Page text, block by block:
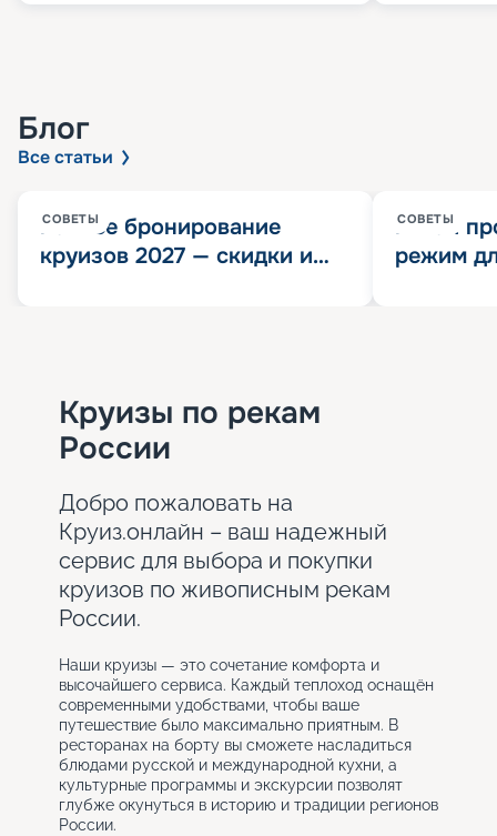
Блог
Все статьи
СОВЕТЫ
Раннее бронирование
круизов 2027 — скидки и
СОВЕТЫ
Китай
режим
Круизы по рекам
России
Добро пожаловать на
Круиз.онлайн – ваш надежный
сервис для выбора и покупки
круизов по живописным рекам
России.
Наши круизы — это сочетание комфорта и
высочайшего сервиса. Каждый теплоход оснащён
современными удобствами, чтобы ваше
путешествие было максимально приятным. В
ресторанах на борту вы сможете насладиться
блюдами русской и международной кухни, а
культурные программы и экскурсии позволят
глубже окунуться в историю и традиции регионов
России.